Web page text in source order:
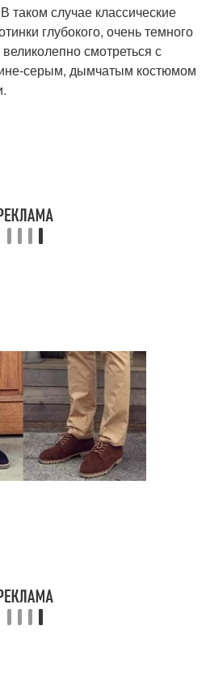
таком случае классические
глубокого, очень темного
смотреться с
серым, дымчатым костюмом